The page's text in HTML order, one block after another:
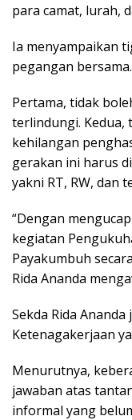
para camat, lurah,
Ia menyampaikan
pegangan bersama.
Pertama, tidak
terlindungi. Kedua,
kehilangan
gerakan ini harus
yakni RT, RW, dan
“Dengan
kegiatan
Payakumbuh
Rida Ananda
Sekda Rida
Ketenagakerjaan
Menurutnya,
jawaban atas
informal yang